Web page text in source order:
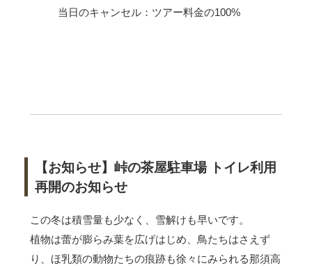
当日のキャンセル：ツアー料金の100%
【お知らせ】峠の茶屋駐車場 トイレ利用
再開のお知らせ
この冬は積雪量も少なく、雪解けも早いです。
植物は蕾が膨らみ葉を広げはじめ、鳥たちはさえず
り、ほ乳類の動物たちの痕跡も徐々にみられる那須高